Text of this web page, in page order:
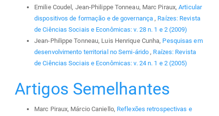
Emilie Coudel, Jean-Philippe Tonneau, Marc Piraux,Articular
dispositivos de formação e de governança , Raízes: Revista
de Ciências Sociais e Econômicas: v. 28 n. 1 e 2 (2009)
Jean-Philippe Tonneau, Luis Henrique Cunha, Pesquisas em
desenvolvimento territorial no Semi-árido , Raízes: Revista
de Ciências Sociais e Econômicas: v. 24 n. 1 e 2 (2005)
Artigos Semelhantes
Marc Piraux, Márcio Caniello, Reflexões retrospectivas e